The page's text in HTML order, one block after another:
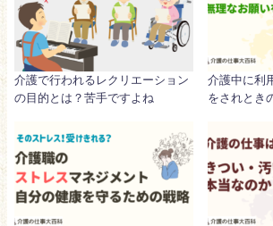
介護で行われるレクリエーション
の目的とは？苦手ですよね
介護中に利
をされとき